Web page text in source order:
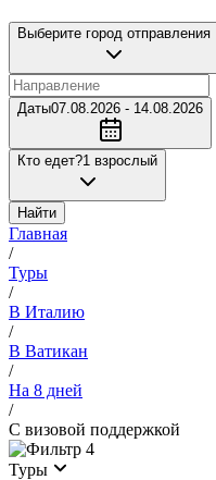
Выберите город отправления
Даты07.08.2026 - 14.08.2026
Кто едет?1 взрослый
Найти
Главная
/
Туры
/
В Италию
/
В Ватикан
/
На 8 дней
/
С визовой поддержкой
4
Туры